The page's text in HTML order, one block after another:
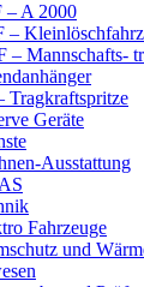
– A 2000
–
– Mannschafts-
Tragkraftspritze
Geräte
Ausstattung
Fahrzeuge
und